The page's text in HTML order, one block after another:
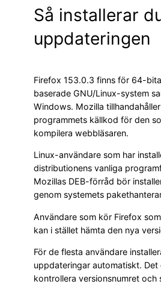
Så installerar
uppdateringen
Firefox 153.0.3 finns för 64-
baserade GNU/Linux-system
Windows. Mozilla
programmets källkod för den
kompilera webbläsaren.
Linux-användare som har
distributionens vanliga
Mozillas DEB-förråd bör
genom systemets
Användare som kör Firefox
kan i stället hämta den nya
För de flesta användare
uppdateringar automatiskt. Det
kontrollera versionsnumret och